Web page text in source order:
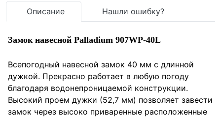
Описание Нашли ошибку?
Замок навесной Palladium 907WP-40L
Всепогодный навесной замок 40 мм с длинной
дужкой. Прекрасно работает в любую погоду
благодаря водонепроницаемой конструкции.
Высокий проем дужки (52,7 мм) позволяет завести
замок через высоко приваренные расположенные